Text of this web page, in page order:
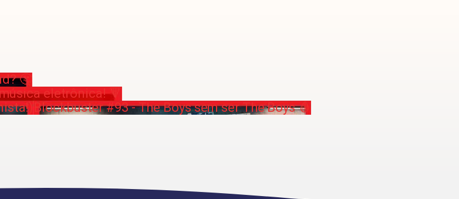
🤔
eletrônica! 🔻
Blockbuster #93 - The Boys sem ser The Boys 🩸